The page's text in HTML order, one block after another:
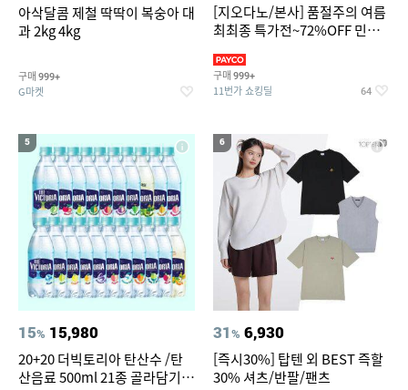
아삭달콤 제철 딱딱이 복숭아 대
과 2kg 4kg
구매 999+
G마켓
[지오다노/본사] 품절주의 여름
최최종 특가전~72%OFF 민소
구매 999+
11번가 쇼킹딜 64
5
15% 15,980
20+20 더빅토리아 탄산수 /탄
산음료 500ml 21종 골라담기
6
31% 6,930
[즉시30%] 탑텐 외 BEST 즉할
30% 셔츠/반팔/팬츠